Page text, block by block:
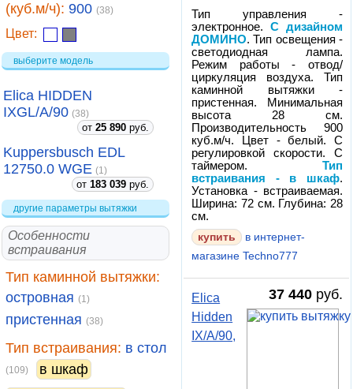
(куб.м/ч): 900 (38)
Цвет:
выберите модель
Elica HIDDEN
IXGL/A/90 (38)
от 25 890 руб.
Kuppersbusch EDL
12750.0 WGE (1)
от 183 039 руб.
другие параметры вытяжки
Особенности
встраивания
Тип каминной вытяжки:
островная (1)
пристенная (38)
Тип встраивания: в стол
(109)
в шкаф
Тип управления -
электронное.С дизайном
ДОМИНО. Тип освещения -
светодиодная лампа.
Режим работы - отвод/
циркуляция воздуха. Тип
каминной вытяжки -
пристенная. Минимальная
высота 28 см.
Производительность 900
куб.м/ч. Цвет - белый. С
регулировкой скорости. С
таймером.Тип
встраивания - в шкаф.
Установка - встраиваемая.
Ширина: 72 см. Глубина: 28
см.
купить
в интернет-
магазине Techno777
37 440 руб.
Elica
Hidden
IX/A/90,